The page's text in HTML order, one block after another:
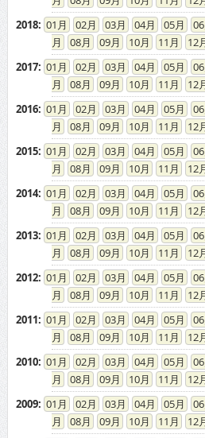
2018: 01 02 03 04 05 06
08
09 10 11
12
2017: 01 02 03 04 05 06
08
09 10 11
12
2016: 01 02 03 04 05 06
08
09 10 11
12
2015: 01 02 03 04 05 06
08
09 10 11
12
2014: 01 02 03 04 05 06
08
09 10 11
12
2013: 01 02 03 04 05 06
08
09 10 11
12
2012: 01 02 03 04 05 06
08
09 10 11
12
2011: 01 02 03 04 05 06
08
09 10 11
12
2010: 01 02 03 04 05 06
08
09 10 11
12
2009: 01 02 03 04 05 06
08
09 10 11
12